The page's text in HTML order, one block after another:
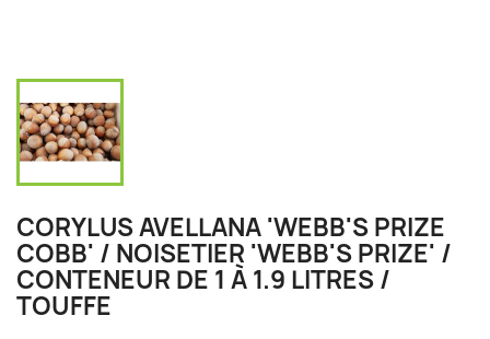
CORYLUS AVELLANA 'WEBB'S PRIZE
COBB' / NOISETIER 'WEBB'S PRIZE' /
CONTENEUR DE 1 À 1.9 LITRES /
TOUFFE